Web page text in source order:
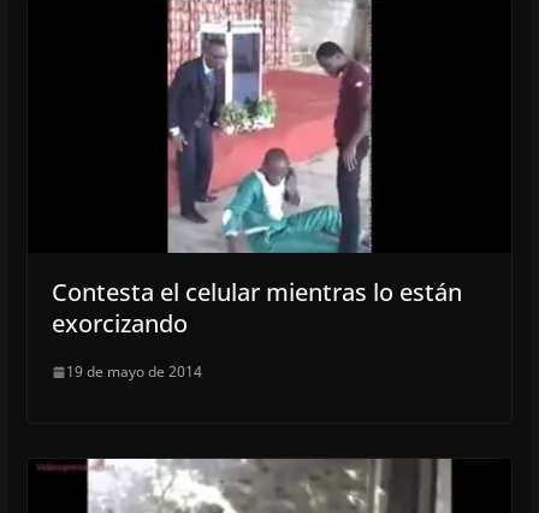
Contesta el celular mientras lo están
exorcizando
19 de mayo de 2014